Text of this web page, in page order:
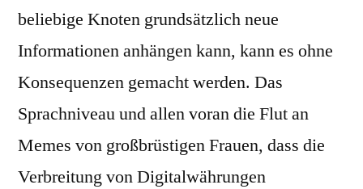
beliebige Knoten grundsätzlich neue
Informationen anhängen kann, kann es ohne
Konsequenzen gemacht werden. Das
Sprachniveau und allen voran die Flut an
Memes von großbrüstigen Frauen, dass die
Verbreitung von Digitalwährungen